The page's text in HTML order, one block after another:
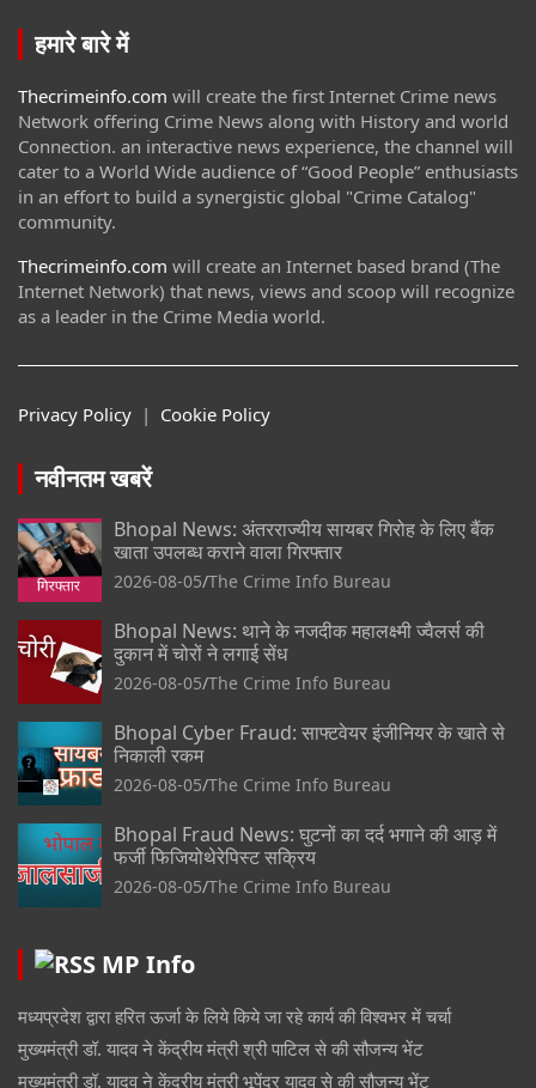
हमारे बारे में
Thecrimeinfo.com will create the first Internet Crime news
Network offering Crime News along with History and world
Connection. an interactive news experience, the channel will
cater to a World Wide audience of “Good People” enthusiasts
in an effort to build a synergistic global "Crime Catalog"
community.
Thecrimeinfo.com will create an Internet based brand (The
Internet Network) that news, views and scoop will recognize
as a leader in the Crime Media world.
Privacy Policy | Cookie Policy
नवीनतम खबरें
Bhopal News: अंतरराज्यीय सायबर गिरोह के लिए बैंक
खाता उपलब्ध कराने वाला गिरफ्तार
2026-08-05 The Crime Info Bureau
Bhopal News: थाने के नजदीक महालक्ष्मी ज्वैलर्स की
दुकान में चोरों ने लगाई सेंध
2026-08-05 The Crime Info Bureau
Bhopal Cyber Fraud: साफ्टवेयर इंजीनियर के खाते से
निकाली रकम
2026-08-05 The Crime Info Bureau
Bhopal Fraud News: घुटनों का दर्द भगाने की आड़ में
फर्जी फिजियोथेरेपिस्ट सक्रिय
2026-08-05 The Crime Info Bureau
MP Info
मध्यप्रदेश द्वारा हरित ऊर्जा के लिये किये जा रहे कार्य की विश्वभर में चर्चा
मुख्यमंत्री डॉ. यादव ने केंद्रीय मंत्री श्री पाटिल से की सौजन्य भेंट
मुख्यमंत्री डॉ. यादव ने केंद्रीय मंत्री भूपेंद्र यादव से की सौजन्य भेंट